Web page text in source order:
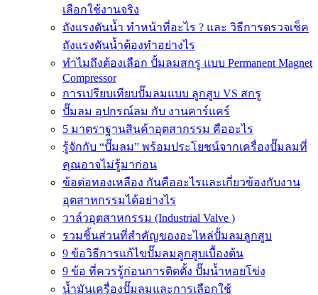
เลือกใช้งานจริง
ถังแรงดันน้ำ ทำหน้าที่อะไร ? และ วิธีการตรวจเช็ค
ถังแรงดันน้ำต้องทำอย่างไร
ทำไมถึงต้องเลือก ปั้มลมสกรู แบบ Permanent Magnet
Compressor
การเปรียบเทียบปั๊มลมแบบ ลูกสูบ VS สกรู
ปั๊มลม อุปกรณ์ลม กับ งานคาร์แคร์
5 มาตราฐานสินค้าอุตสากรรม คืออะไร
รู้จักกับ “ปั๊มลม” พร้อมประโยชน์จากเครื่องปั๊มลมที่
คุณอาจไม่รู้มาก่อน
ข้อต่อทองเหลือง กันคืออะไรและเกี่ยวข้องกับงาน
อุตสาหกรรมได้อย่างไร
วาล์วอุตสาหกรรม (Industrial Valve )
รวมชิ้นส่วนที่สำคัญของอะไหล่ปั้มลมลูกสูบ
9 ข้อวิธีการแก้ไขปั๊มลมลูกสูบเบื้องต้น
9 ข้อ ที่ควรรู้ก่อนการติดตั้ง ปั๊มน้ำหอยโข่ง
น้ำมันเครื่องปั๊มลมและการเลือกใช้